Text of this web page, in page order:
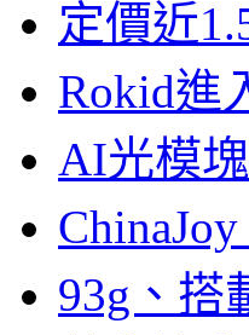
定價近
Rokid進
AI光模
93g、搭